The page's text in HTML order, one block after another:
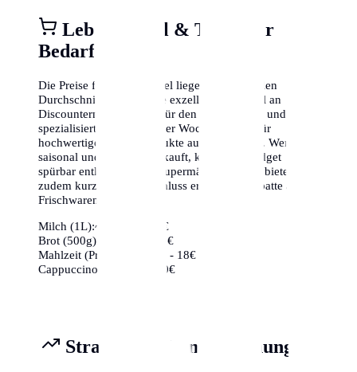
Lebensmittel & Täglicher
Bedarf
Die Preise für Lebensmittel liegen im nationalen
Durchschnitt. Es gibt eine exzellente Auswahl an
Discountern (Aldi, Lidl) für den Grundbedarf und
spezialisierte Bioläden oder Wochenmärkte für
hochwertige frische Produkte aus der Region. Wer
saisonal und regional einkauft, kann sein Budget
spürbar entlasten. Viele Supermärkte in Köln bieten
zudem kurz vor Ladenschluss erhebliche Rabatte auf
Frischwaren an.
Milch (1L):~1,10€ - 1,40€
Brot (500g):
~2,50€ - 4,00€
Mahlzeit (Preiswert):
~12€ - 18€
Cappuccino:
~3,50€ - 5,00€
Strategische Finanzplanung